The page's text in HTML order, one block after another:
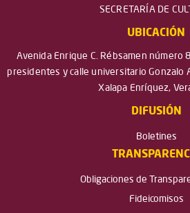
SECRETARÍA DE
UBICACIÓN
Avenida Enrique C. Rébsamen número
presidentes y calle universitario Gonzalo
Xalapa Enríquez,
DIFUSIÓN
Boletines
Obligaciones de
Fideicomisos